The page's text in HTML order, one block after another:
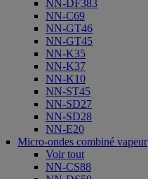
NN-DF383
NN-C69
NN-GT46
NN-GT45
NN-K35
NN-K37
NN-K10
NN-ST45
NN-SD27
NN-SD28
NN-E20
Micro-ondes combiné vapeur
Voir tout
NN-CS88